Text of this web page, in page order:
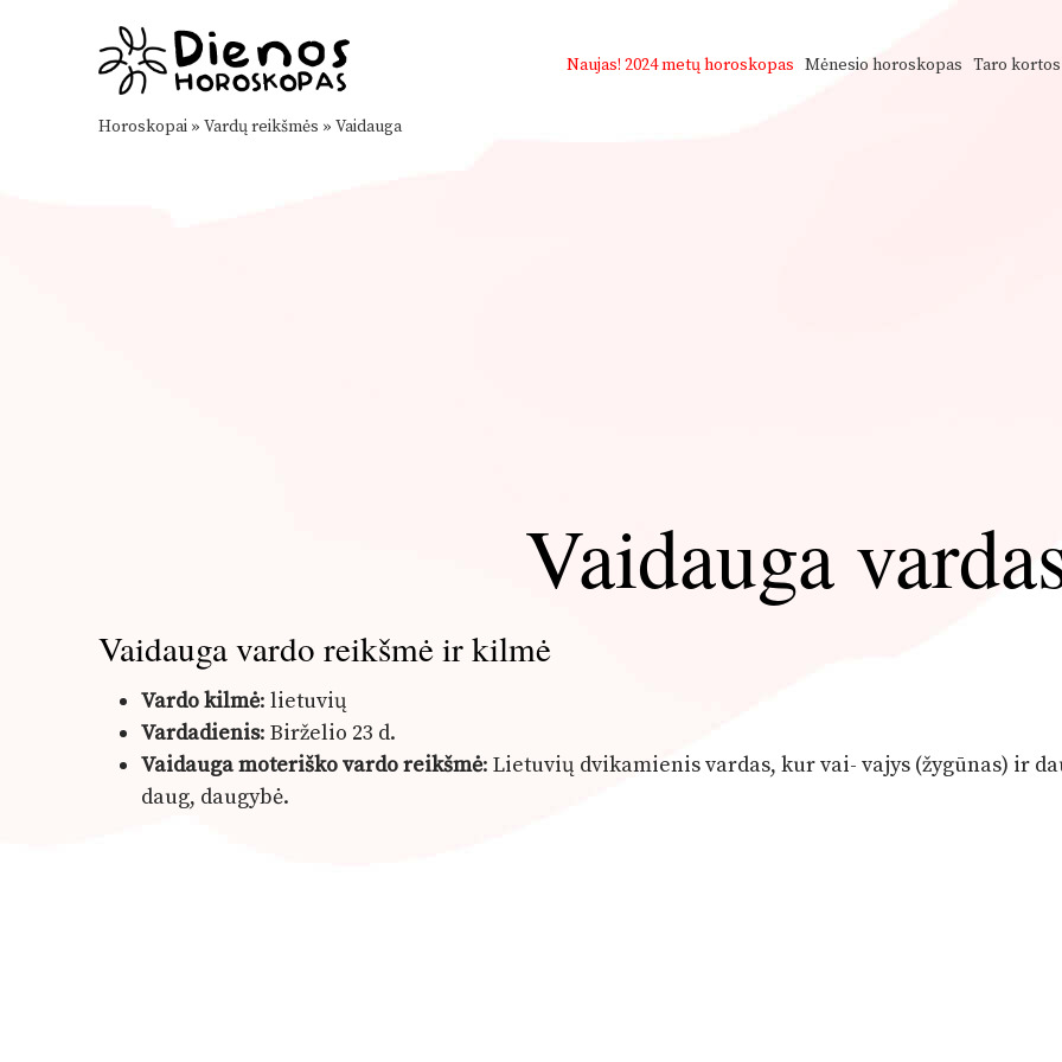
Naujas! 2024 metų horoskopas Mėnesio horoskopas Taro kortos
Horoskopai » Vardų reikšmės » Vaidauga
Vaidauga
Vaidauga vardo reikšmė ir kilmė
Vardo kilmė: lietuvių
Vardadienis: Birželio 23 d.
Vaidauga moteriško vardo reikšmė: Lietuvių dvikamienis vardas, kur vai- vajys (žygūnas) ir
daug, daugybė.